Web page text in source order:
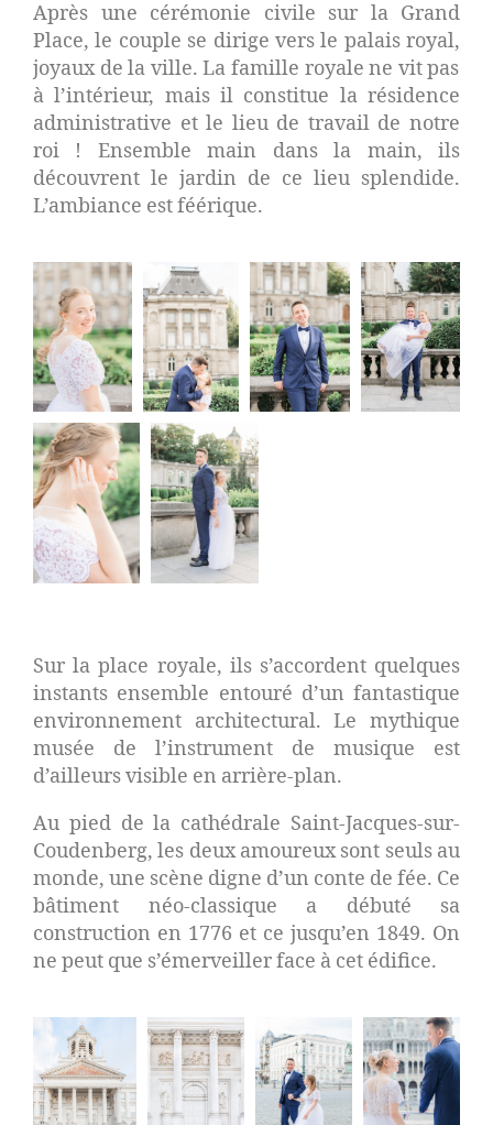
Après une cérémonie civile sur la Grand
Place, le couple se dirige vers le palais royal,
joyaux de la ville. La famille royale ne vit pas
à l’intérieur, mais il constitue la résidence
administrative et le lieu de travail de notre
roi ! Ensemble main dans la main, ils
découvrent le jardin de ce lieu splendide.
L’ambiance est féérique.
Sur la place royale, ils s’accordent quelques
instants ensemble entouré d’un fantastique
environnement architectural. Le mythique
musée de l’instrument de musique est
d’ailleurs visible en arrière-plan.
Au pied de la cathédrale Saint-Jacques-sur-
Coudenberg, les deux amoureux sont seuls au
monde, une scène digne d’un conte de fée. Ce
bâtiment néo-classique a débuté sa
construction en 1776 et ce jusqu’en 1849. On
ne peut que s’émerveiller face à cet édifice.